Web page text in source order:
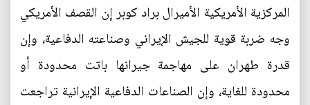
المركزية الأمريكية الأميرال براد كوبر إن القصف الأمريكي
وجه ضربة قوية للجيش الإيراني وصناعته الدفاعية، وإن
قدرة طهران على مهاجمة جيرانها باتت محدودة أو
محدودة للغاية، وإن الصناعات الدفاعية الإيرانية تراجعت